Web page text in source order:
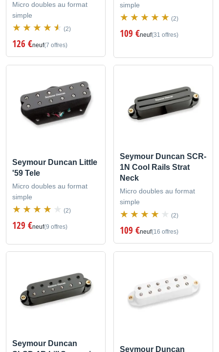
Micro doubles au format
simple
(2)
126 €neuf(7 offres)
simple
(2)
109 €neuf(31 offres)
Seymour Duncan Little
'59 Tele
Micro doubles au format
simple
(2)
129 €neuf(9 offres)
Seymour Duncan SCR-
1N Cool Rails Strat
Neck
Micro doubles au format
simple
(2)
109 €neuf(16 offres)
Seymour Duncan
Seymour Duncan